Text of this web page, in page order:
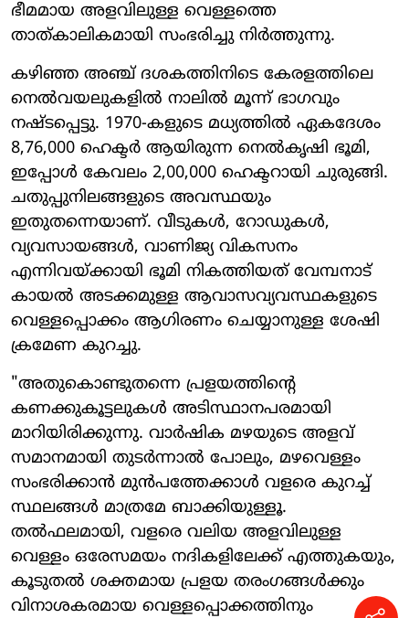
ഭീമമായ അളവിലുള്ള വെള്ളത്തെ
താത്കാലികമായി സംഭരിച്ചു നിർത്തുന്നു.
കഴിഞ്ഞ അഞ്ച് ദശകത്തിനിടെ കേരളത്തിലെ
നെൽവയലുകളിൽ നാലിൽ മൂന്ന് ഭാഗവും
നഷ്ടപ്പെട്ടു. 1970-കളുടെ മധ്യത്തിൽ ഏകദേശം
8,76,000 ഹെക്ടർ ആയിരുന്ന നെൽകൃഷി ഭൂമി,
ഇപ്പോൾ കേവലം 2,00,000 ഹെക്ടറായി ചുരുങ്ങി.
ചതുപ്പുനിലങ്ങളുടെ അവസ്ഥയും
ഇതുതന്നെയാണ്. വീടുകൾ, റോഡുകൾ,
വ്യവസായങ്ങൾ, വാണിജ്യ വികസനം
എന്നിവയ്ക്കായി ഭൂമി നികത്തിയത് വേമ്പനാട്
കായൽ അടക്കമുള്ള ആവാസവ്യവസ്ഥകളുടെ
വെള്ളപ്പൊക്കം ആഗിരണം ചെയ്യാനുള്ള ശേഷി
ക്രമേണ കുറച്ചു.
"അതുകൊണ്ടുതന്നെ പ്രളയത്തിന്റെ
കണക്കുകൂട്ടലുകൾ അടിസ്ഥാനപരമായി
മാറിയിരിക്കുന്നു. വാർഷിക മഴയുടെ അളവ്
സമാനമായി തുടർന്നാൽ പോലും, മഴവെള്ളം
സംഭരിക്കാൻ മുൻപത്തേക്കാൾ വളരെ കുറച്ച്
സ്ഥലങ്ങൾ മാത്രമേ ബാക്കിയുള്ളൂ.
തൽഫലമായി, വളരെ വലിയ അളവിലുള്ള
വെള്ളം ഒരേസമയം നദികളിലേക്ക് എത്തുകയും,
കൂടുതൽ ശക്തമായ പ്രളയ തരംഗങ്ങൾക്കും
വിനാശകരമായ വെള്ളപ്പൊക്കത്തിനും